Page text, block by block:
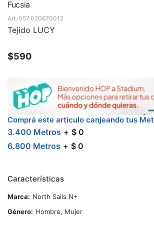
Fucsia
057.020670012
Tejido LUCY
$590
Comprá este artículo canjeando tus
3.400 Metros $ 0
6.800 Metros $ 0
Características
Marca
North Sails N+
Género
Hombre, Mujer